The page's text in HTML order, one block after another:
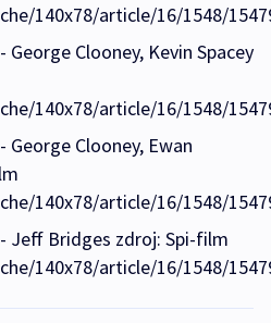
140x78/article/16/1548/
George Clooney, Kevin Spacey
140x78/article/16/1548/
George Clooney, Ewan
140x78/article/16/1548/
Jeff Bridges zdroj: Spi-film
140x78/article/16/1548/